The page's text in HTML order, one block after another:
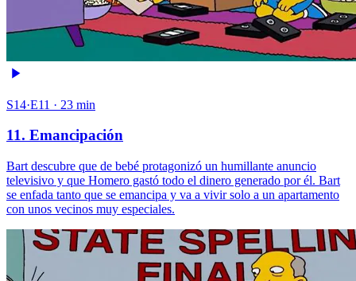
S14·E11 · 23 min
11. Emancipación
Bart descubre que de bebé protagonizó un humillante anuncio
televisivo y que Homero gastó todo el dinero generado por él. Bart
se enfada tanto que se emancipa y va a vivir solo a un apartamento
con unos vecinos muy especiales.